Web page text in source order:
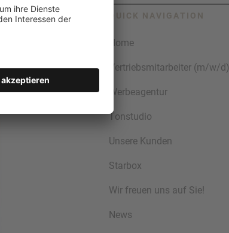
QUICK NAVIGATION
Home
Vertriebsmitarbeiter (m/w/d)
Werbeagentur
Tonstudio
Unsere Kunden
Starbox
Wir freuen uns auf Sie!
News